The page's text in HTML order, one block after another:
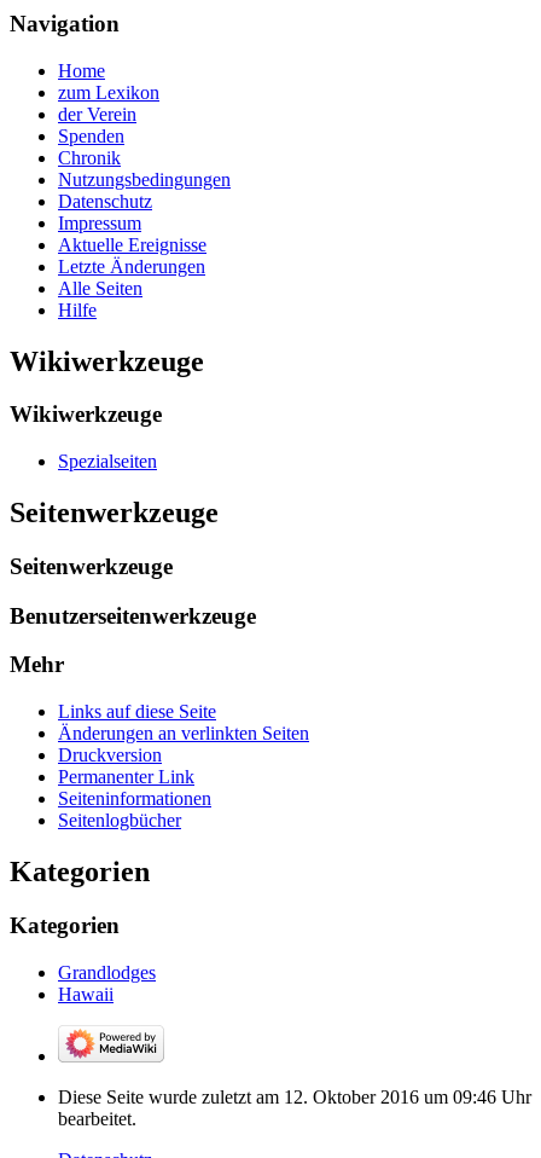
Navigation
Home
zum Lexikon
der Verein
Spenden
Chronik
Nutzungsbedingungen
Datenschutz
Impressum
Aktuelle Ereignisse
Letzte Änderungen
Alle Seiten
Hilfe
Wikiwerkzeuge
Wikiwerkzeuge
Spezialseiten
Seitenwerkzeuge
Seitenwerkzeuge
Benutzerseitenwerkzeuge
Mehr
Links auf diese Seite
Änderungen an verlinkten Seiten
Druckversion
Permanenter Link
Seiten­­informationen
Seitenlogbücher
Kategorien
Kategorien
Grandlodges
Hawaii
Diese Seite wurde zuletzt am 12. Oktober 2016 um 09:46 Uhr
bearbeitet.